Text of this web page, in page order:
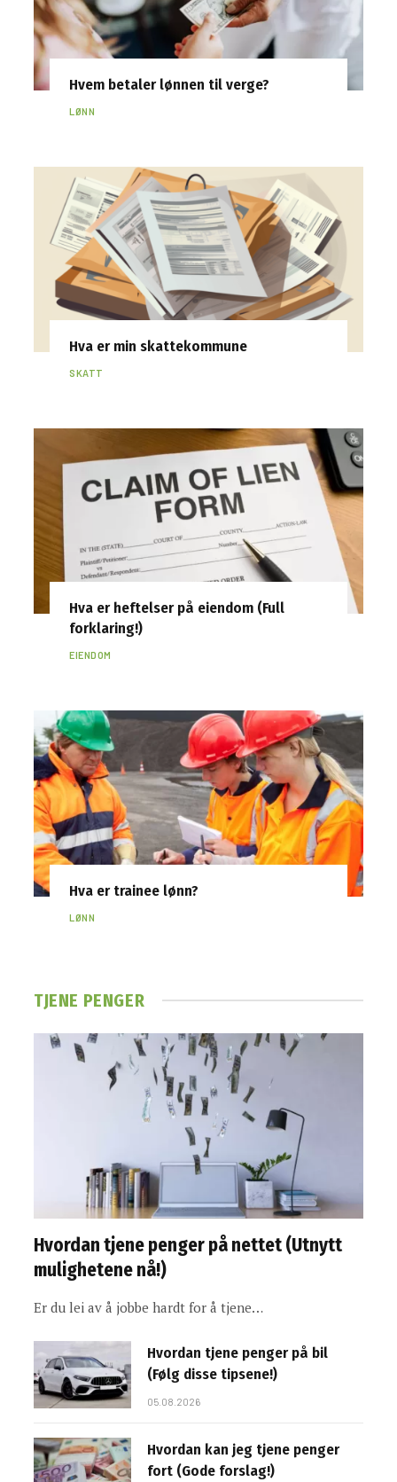
Hvem betaler lønnen til verge?
LØNN
Hva er min skattekommune
SKATT
Hva er heftelser på eiendom (Full
forklaring!)
EIENDOM
Hva er trainee lønn?
LØNN
TJENE PENGER
Hvordan tjene penger på nettet (Utnytt
mulighetene nå!)
Er du lei av å jobbe hardt for å tjene…
Hvordan tjene penger på bil
(Følg disse tipsene!)
05.08.2026
Hvordan kan jeg tjene penger
fort (Gode forslag!)